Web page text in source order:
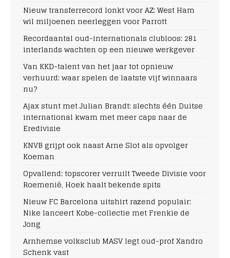
Nieuw transferrecord lonkt voor AZ: West Ham
wil miljoenen neerleggen voor Parrott
Recordaantal oud-internationals clubloos: 281
interlands wachten op een nieuwe werkgever
Van KKD-talent van het jaar tot opnieuw
verhuurd: waar spelen de laatste vijf winnaars
nu?
Ajax stunt met Julian Brandt: slechts één Duitse
international kwam met meer caps naar de
Eredivisie
KNVB grijpt ook naast Arne Slot als opvolger
Koeman
Opvallend: topscorer verruilt Tweede Divisie voor
Roemenië, Hoek haalt bekende spits
Nieuw FC Barcelona uitshirt razend populair:
Nike lanceert Kobe-collectie met Frenkie de
Jong
Arnhemse volksclub MASV legt oud-prof Xandro
Schenk vast